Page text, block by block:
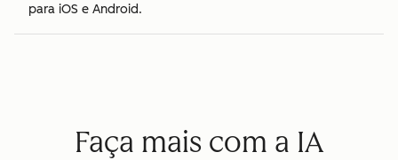
para iOS e Android.
Faça mais com a IA